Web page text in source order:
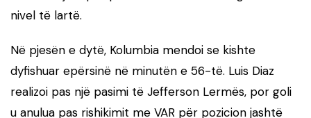
nivel të lartë.
Në pjesën e dytë, Kolumbia mendoi se kishte
dyfishuar epërsinë në minutën e 56-të. Luis Diaz
realizoi pas një pasimi të Jefferson Lermës, por goli
u anulua pas rishikimit me VAR për pozicion jashtë